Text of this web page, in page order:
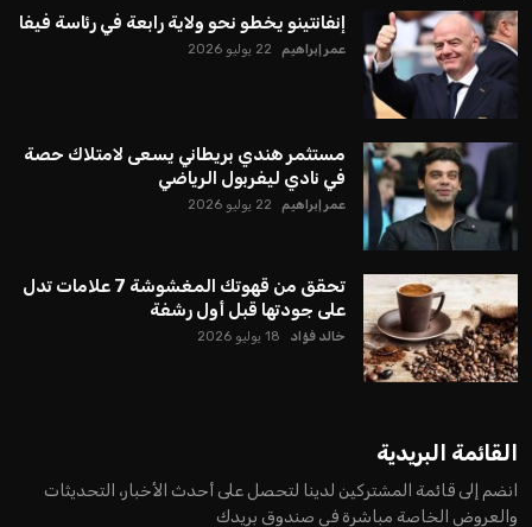
إنفانتينو يخطو نحو ولاية رابعة في رئاسة فيفا
عمر إبراهيم 22 يوليو 2026
مستثمر هندي بريطاني يسعى لامتلاك حصة
في نادي ليفربول الرياضي
عمر إبراهيم 22 يوليو 2026
تحقق من قهوتك المغشوشة 7 علامات تدل
على جودتها قبل أول رشفة
خالد فؤاد 18 يوليو 2026
القائمة البريدية
انضم إلى قائمة المشتركين لدينا لتحصل على أحدث الأخبار، التحديثات
والعروض الخاصة مباشرة في صندوق بريدك